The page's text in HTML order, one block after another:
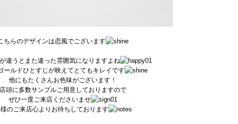
ちらのデザインは恋風でございます
違うとまた違った雰囲気になりますよね
ールドひとすじが映えてとてもキレイです
他にもたくさんお色味がございます！
店頭に多数サンプルご用意しておりますので
ぜひ一度ご来店くださいませ
のご来店心よりお待ちしております